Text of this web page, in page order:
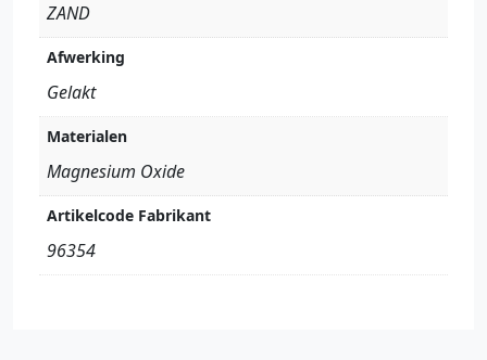
ZAND
Afwerking
Gelakt
Materialen
Magnesium Oxide
Artikelcode Fabrikant
96354